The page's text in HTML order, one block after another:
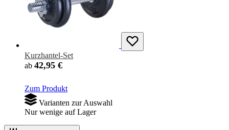
Kurzhantel-Set
ab 42,95 €
Zum Produkt
Varianten zur Auswahl
Nur wenige auf Lager